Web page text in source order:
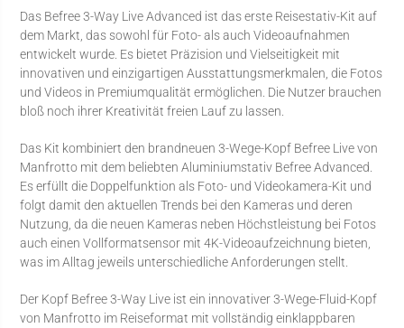
Das Befree 3-Way Live Advanced ist das erste Reisestativ-Kit auf
dem Markt, das sowohl für Foto- als auch Videoaufnahmen
entwickelt wurde. Es bietet Präzision und Vielseitigkeit mit
innovativen und einzigartigen Ausstattungsmerkmalen, die Fotos
und Videos in Premiumqualität ermöglichen. Die Nutzer brauchen
bloß noch ihrer Kreativität freien Lauf zu lassen.
Das Kit kombiniert den brandneuen 3-Wege-Kopf Befree Live von
Manfrotto mit dem beliebten Aluminiumstativ Befree Advanced.
Es erfüllt die Doppelfunktion als Foto- und Videokamera-Kit und
folgt damit den aktuellen Trends bei den Kameras und deren
Nutzung, da die neuen Kameras neben Höchstleistung bei Fotos
auch einen Vollformatsensor mit 4K-Videoaufzeichnung bieten,
was im Alltag jeweils unterschiedliche Anforderungen stellt.
Der Kopf Befree 3-Way Live ist ein innovativer 3-Wege-Fluid-Kopf
von Manfrotto im Reiseformat mit vollständig einklappbaren